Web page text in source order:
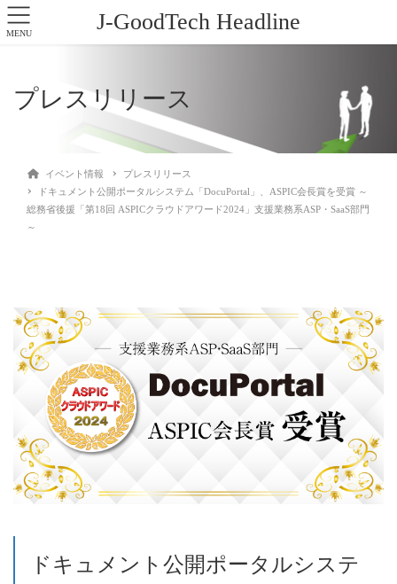
J-GoodTech Headline
プレスリリース
イベント情報
プレスリリース
ドキュメント公開ポータルシステム「DocuPortal」、ASPIC会長賞を受賞 ～
総務省後援「第18回 ASPICクラウドアワード2024」支援業務系ASP・SaaS部門
～
ドキュメント公開ポータルシステ
MENU